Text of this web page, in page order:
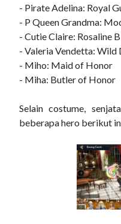
- Pirate Adelina: Royal
- P Queen Grandma:
- Cutie Claire: Rosaline
- Valeria Vendetta: Wild
- Miho: Maid of Honor
- Miha: Butler of Honor
Selain costume,
beberapa hero berikut